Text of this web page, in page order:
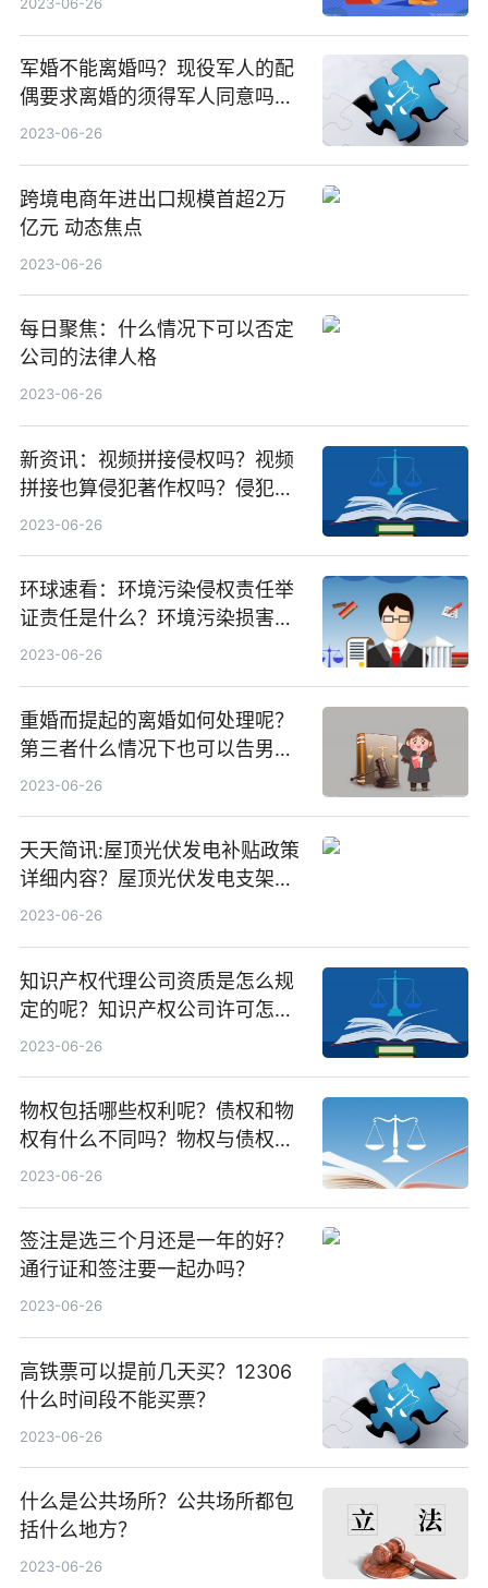
军婚不能离婚吗？现役军人的配
偶要求离婚的须得军人同意吗？
军婚法律规定男方出轨怎么办
2023-06-26
跨境电商年进出口规模首超2万
亿元 动态焦点
2023-06-26
每日聚焦：什么情况下可以否定
公司的法律人格
2023-06-26
新资讯：视频拼接侵权吗？视频
拼接也算侵犯著作权吗？侵犯著
作权的行为要件有几个呢？
2023-06-26
环球速看：环境污染侵权责任举
证责任是什么？环境污染损害赔
偿诉讼时效
2023-06-26
重婚而提起的离婚如何处理呢？
第三者什么情况下也可以告男人
重婚罪呢？
2023-06-26
天天简讯:屋顶光伏发电补贴政策
详细内容？屋顶光伏发电支架价
格一般是多少？
2023-06-26
知识产权代理公司资质是怎么规
定的呢？知识产权公司许可怎么
办理呢？
2023-06-26
物权包括哪些权利呢？债权和物
权有什么不同吗？物权与债权哪
个优先呢？|天天速递
2023-06-26
签注是选三个月还是一年的好？
通行证和签注要一起办吗？
2023-06-26
高铁票可以提前几天买？12306
什么时间段不能买票？
2023-06-26
什么是公共场所？公共场所都包
括什么地方？
2023-06-26